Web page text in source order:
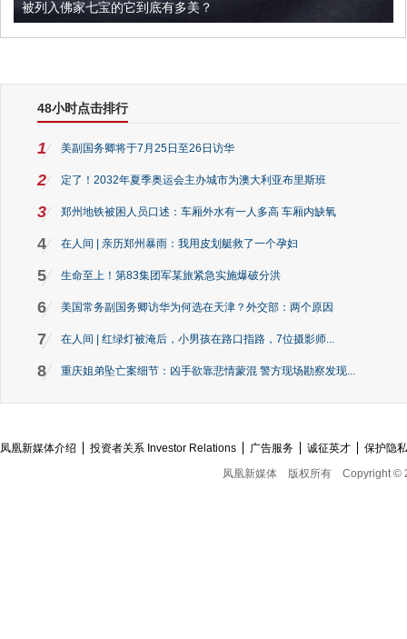
被列入佛家七宝的它到底有多美？
48小时点击排行
1 美副国务卿将于7月25日至26日访华
2 定了！2032年夏季奥运会主办城市为澳大利亚布里斯班
3 郑州地铁被困人员口述：车厢外水有一人多高 车厢内缺氧
4 在人间 | 亲历郑州暴雨：我用皮划艇救了一个孕妇
5 生命至上！第83集团军某旅紧急实施爆破分洪
6 美国常务副国务卿访华为何选在天津？外交部：两个原因
7 在人间 | 红绿灯被淹后，小男孩在路口指路，7位摄影师...
8 重庆姐弟坠亡案细节：凶手欲靠悲情蒙混 警方现场勘察发现...
凤凰新媒体介绍 投资者关系 Investor Relations 广告服务 诚征英才
保护隐
凤凰新媒体
版权所有 Copyright ©